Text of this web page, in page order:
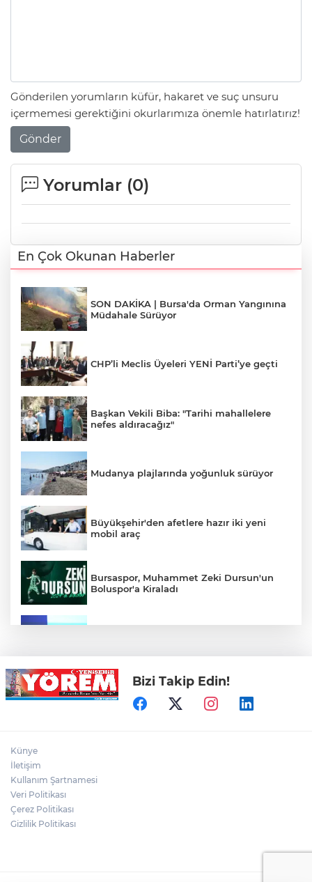
Gönderilen yorumların küfür, hakaret ve suç unsuru
içermemesi gerektiğini okurlarımıza önemle hatırlatırız!
Gönder
Yorumlar (0)
En Çok Okunan Haberler
SON DAKİKA | Bursa'da Orman Yangınına
Müdahale Sürüyor
CHP’li Meclis Üyeleri YENİ Parti’ye geçti
Başkan Vekili Biba: "Tarihi mahallelere
nefes aldıracağız"
Mudanya plajlarında yoğunluk sürüyor
Büyükşehir'den afetlere hazır iki yeni
mobil araç
Bursaspor, Muhammet Zeki Dursun'un
Boluspor'a Kiraladı
Bursa'nın Temmuz ayı ihracatı 3 milyar
914 milyon dolara ulaştı
Bizi Takip Edin!
Künye
İletişim
Kullanım Şartnamesi
Veri Politikası
Çerez Politikası
Gizlilik Politikası